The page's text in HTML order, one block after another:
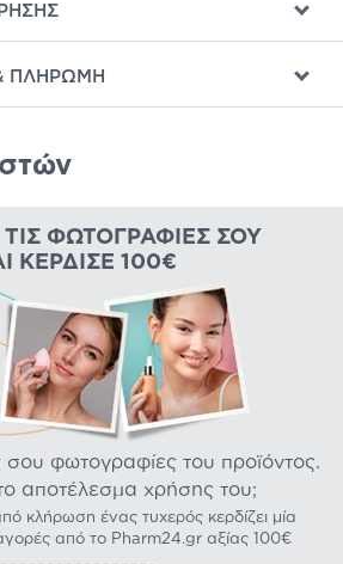
ΠΛΗΡΩΜΉ
ΦΩΤΟΓΡΑΦΊΕΣ ΣΟΥ
ΚΈΡΔΙΣΕ 100€
σου φωτογραφίες του προϊόντος.
το αποτέλεσμα χρήσης του;
κλήρωση ένας τυχερός κερδίζει μία
από το Pharm24.gr αξίας 100€